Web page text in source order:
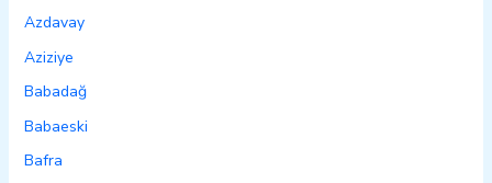
Azdavay
Aziziye
Babadağ
Babaeski
Bafra